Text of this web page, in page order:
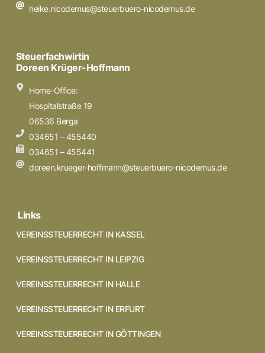
heike.nicodemus@steuerbuero-nicodemus.de
Steuerfachwirtin
Doreen Krüger-Hoffmann
Home-Office:
Hospitalstraße 19
06536 Berga
034651 – 455440
034651 – 455441
doreen.krueger-hoffmann@steuerbuero-nicodemus.de
Links
VEREINSSTEUERRECHT IN KASSEL
VEREINSSTEUERRECHT IN LEIPZIG
VEREINSSTEUERRECHT IN HALLE
VEREINSSTEUERRECHT IN ERFURT
VEREINSSTEUERRECHT IN GÖTTINGEN